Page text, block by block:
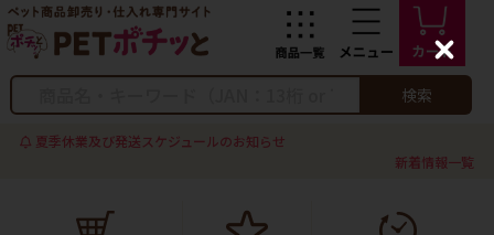
検索
夏季休業及び発送スケジュールのお知らせ
新着情報一覧
C
l
s